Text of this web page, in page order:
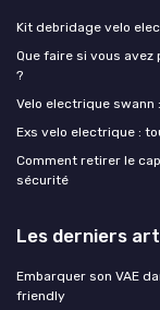
Kit debridage velo
Que faire si vous
?
Velo electrique
Exs velo electrique :
Comment retirer le
sécurité
Les derniers
Embarquer son VAE
friendly